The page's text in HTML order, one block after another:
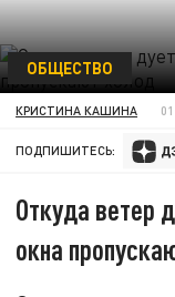
ОБЩЕСТВО
КРИСТИНА КАШИНА
ПОДПИШИТЕСЬ:
Откуда ветер
окна